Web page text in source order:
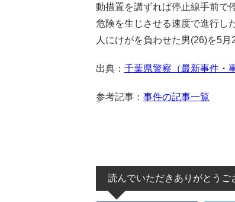
動措置を講ずれば停止線手前で
危険を生じさせる速度で進行し
人にけがを負わせた男(26)を5月
出典： 千葉県警察（最新事件・
参考記事： 事件の記事一覧
読んでいただきありがとうご